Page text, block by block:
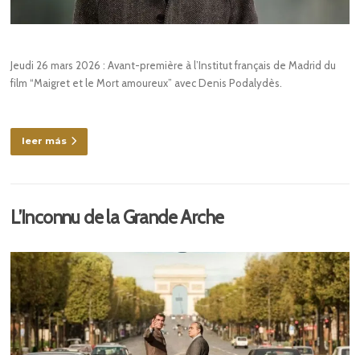
Jeudi 26 mars 2026 : Avant-première à l’Institut français de Madrid du
film “Maigret et le Mort amoureux” avec Denis Podalydès.
leer más
L’Inconnu de la Grande Arche